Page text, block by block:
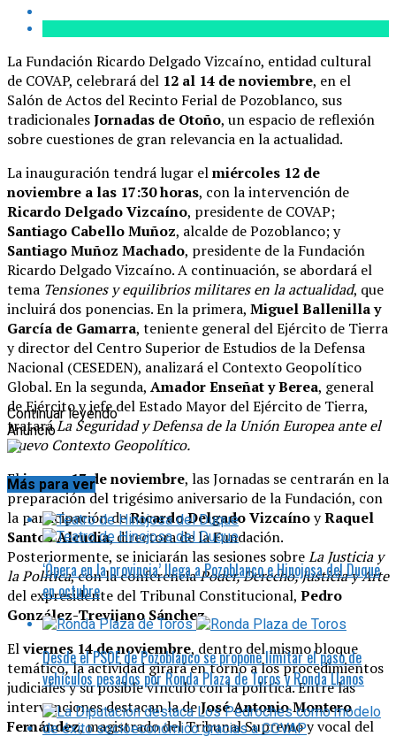
La Fundación Ricardo Delgado Vizcaíno, entidad cultural
de COVAP, celebrará del 12 al 14 de noviembre, en el
Salón de Actos del Recinto Ferial de Pozoblanco, sus
tradicionalesJornadas de Otoño, un espacio de reflexión
sobre cuestiones de gran relevancia en la actualidad.
La inauguración tendrá lugar elmiércoles 12 de
noviembre a las 17:30 horas, con la intervención de
Ricardo Delgado Vizcaíno, presidente de COVAP;
Santiago Cabello Muñoz, alcalde de Pozoblanco; y
Santiago Muñoz Machado, presidente de la Fundación
Ricardo Delgado Vizcaíno. A continuación, se abordará el
tema Tensiones y equilibrios militares en la actualidad, que
incluirá dos ponencias. En la primera, Miguel Ballenilla y
García de Gamarra, teniente general del Ejército de Tierra
y director del Centro Superior de Estudios de la Defensa
Nacional (CESEDEN), analizará el Contexto Geopolítico
Global. En la segunda, Amador Enseñat y Berea, general
de Ejército y jefe del Estado Mayor del Ejército de Tierra,
trataráLa Seguridad y Defensa de la Unión Europea ante el
Nuevo Contexto Geopolítico.
Eljueves 13 de noviembre, las Jornadas se centrarán en la
preparación del trigésimo aniversario de la Fundación, con
la participación deRicardo Delgado VizcaínoyRaquel
Santos Alcudia, directora de la Fundación.
Posteriormente, se iniciarán las sesiones sobreLa Justicia y
la Política, con la conferenciaPoder, Derecho, Justicia y Arte
del expresidente del Tribunal Constitucional, Pedro
González-Trevijano Sánchez.
Elviernes 14 de noviembre, dentro del mismo bloque
temático,la actividad girará en torno a los procedimientos
judiciales y su posible vínculo con la política. Entre las
intervenciones destacan la deJosé Antonio Montero
Fernández, magistrado del Tribunal Supremo y vocal del
Continuar leyendo
Anuncio
Más para ver
‘Ópera en la provincia’ llega a Pozoblanco e Hinojosa del Duque
en octubre
Desde el PSOE de Pozoblanco se propone limitar el paso de
vehículos pesados por Ronda Plaza de Toros y Ronda Llanos